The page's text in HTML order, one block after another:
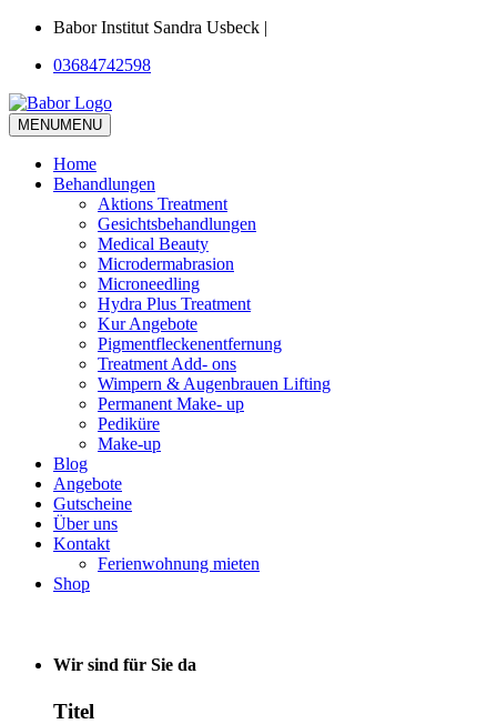
Babor Institut Sandra Usbeck |
03684742598
MENUMENU
Home
Behandlungen
Aktions Treatment
Gesichtsbehandlungen
Medical Beauty
Microdermabrasion
Microneedling
Hydra Plus Treatment
Kur Angebote
Pigmentfleckenentfernung
Treatment Add- ons
Wimpern & Augenbrauen Lifting
Permanent Make- up
Pediküre
Make-up
Blog
Angebote
Gutscheine
Über uns
Kontakt
Ferienwohnung mieten
Shop
Wir sind für Sie da
Titel